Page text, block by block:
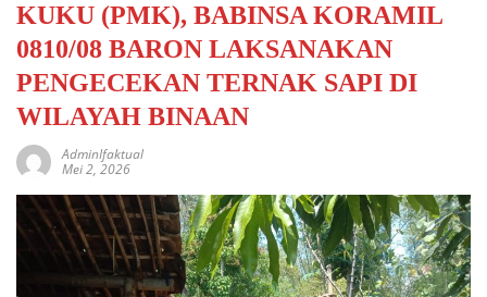
KUKU (PMK), BABINSA KORAMIL
0810/08 BARON LAKSANAKAN
PENGECEKAN TERNAK SAPI DI
WILAYAH BINAAN
AdminIfaktual
Mei 2, 2026